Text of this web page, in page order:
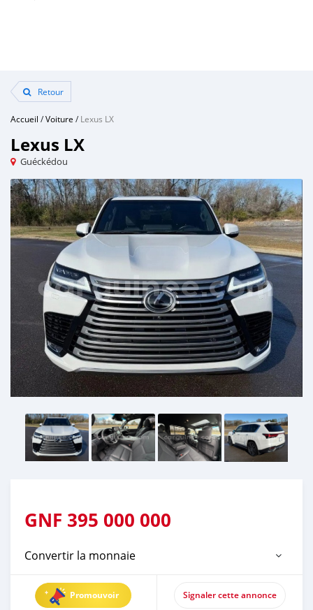
Retour
Accueil /Voiture /Lexus LX
Lexus LX
Guéckédou
GNF 395 000 000
Convertir la monnaie
Promouvoir Signaler cette annonce